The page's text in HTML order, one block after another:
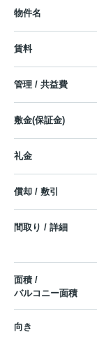
物件名
賃料
管理 / 共益費
敷金(保証金)
礼金
償却 / 敷引
間取り / 詳細
面積 /
バルコニー面積
向き